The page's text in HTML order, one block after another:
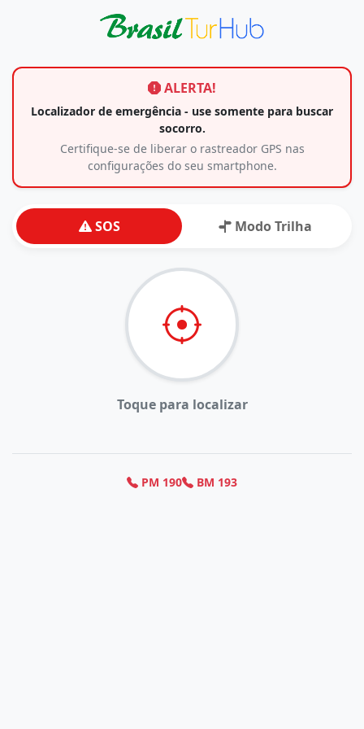
ALERTA!
Localizador de emergência - use somente para buscar
socorro.
Certifique-se de liberar o rastreador GPS nas
configurações do seu smartphone.
SOS Modo Trilha
Toque para localizar
PM 190 BM 193